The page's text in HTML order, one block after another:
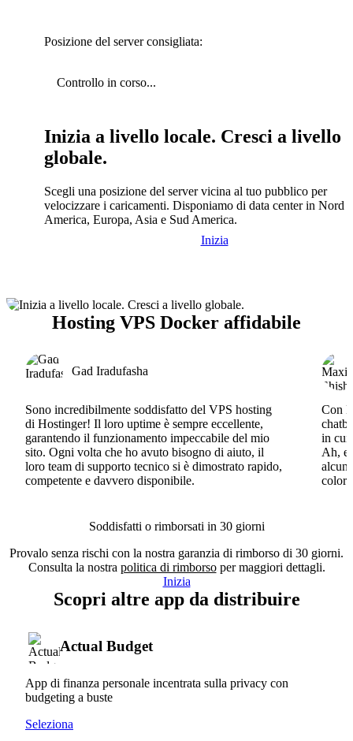
Posizione del server consigliata:
Controllo in corso...
Inizia a livello locale. Cresci a livello
globale.
Scegli una posizione del server vicina al tuo pubblico per
velocizzare i caricamenti. Disponiamo di data center in Nord
America, Europa, Asia e Sud America.
Inizia
Hosting VPS Docker affidabile
Gad Iradufasha
Sono incredibilmente soddisfatto del VPS hosting
di Hostinger! Il loro uptime è sempre eccellente,
garantendo il funzionamento impeccabile del mio
sito. Ogni volta che ho avuto bisogno di aiuto, il
loro team di supporto tecnico si è dimostrato rapido,
competente e davvero disponibile.
Con
in cui
Ah, e
alcun
Soddisfatti o rimborsati in 30 giorni
Provalo senza rischi con la nostra garanzia di rimborso di 30 giorni.
Consulta la nostra politica di rimborsoper maggiori dettagli.
Inizia
Scopri altre app da distribuire
Actual Budget
App di finanza personale incentrata sulla privacy con
budgeting a buste
Seleziona